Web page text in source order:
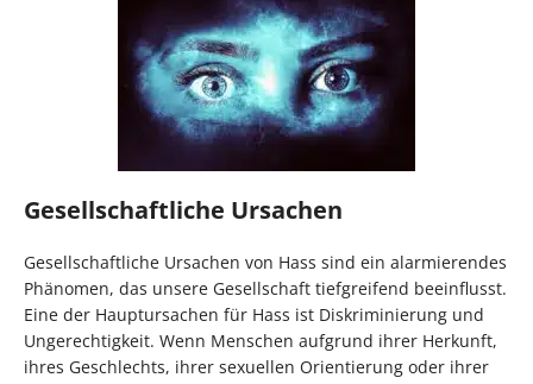
Gesellschaftliche Ursachen
Gesellschaftliche Ursachen von Hass sind ein alarmierendes
Phänomen, das unsere Gesellschaft tiefgreifend beeinflusst.
Eine der Hauptursachen für Hass ist Diskriminierung und
Ungerechtigkeit. Wenn Menschen aufgrund ihrer Herkunft,
ihres Geschlechts, ihrer sexuellen Orientierung oder ihrer